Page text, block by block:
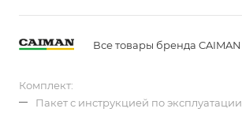
Все товары бренда CAIMAN
Комплект:
Пакет с инструкцией по эксплуатации